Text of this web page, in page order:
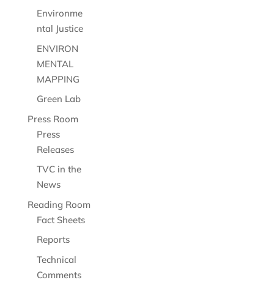
Environme
ntal Justice
ENVIRON
MENTAL
MAPPING
Green Lab
Press Room
Press
Releases
TVC in the
News
Reading Room
Fact Sheets
Reports
Technical
Comments